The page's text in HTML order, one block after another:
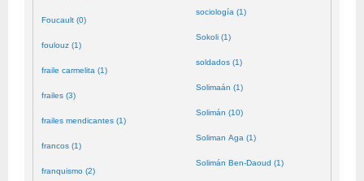
Foucault (0)
foulouz (1)
fraile carmelita (1)
frailes (3)
frailes mendicantes (1)
francos (1)
franquismo (2)
sociología (1)
Sokoli (1)
soldados (1)
Solimaán (1)
Solimán (10)
Soliman Aga (1)
Solimán Ben-Daoud (1)